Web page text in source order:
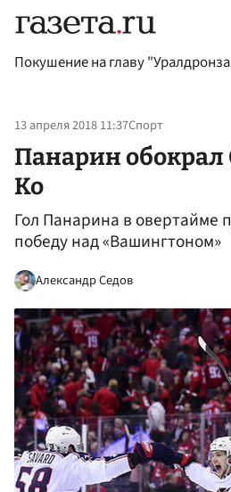
Покушение на главу
13 апреля 2018 11:37Спорт
Панарин обокрал
Ко
Гол Панарина в овертайме
победу над «Вашингтоном»
Александр Седов